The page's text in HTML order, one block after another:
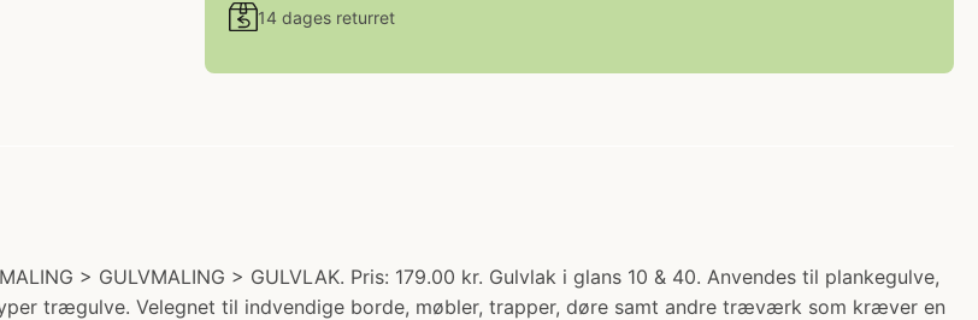
14 dages returret
> GULVMALING > GULVLAK. Pris: 179.00 kr. Gulvlak i glans 10 & 40. Anvendes til plankegulve,
trægulve. Velegnet til indvendige borde, møbler, trapper, døre samt andre træværk som kræver en